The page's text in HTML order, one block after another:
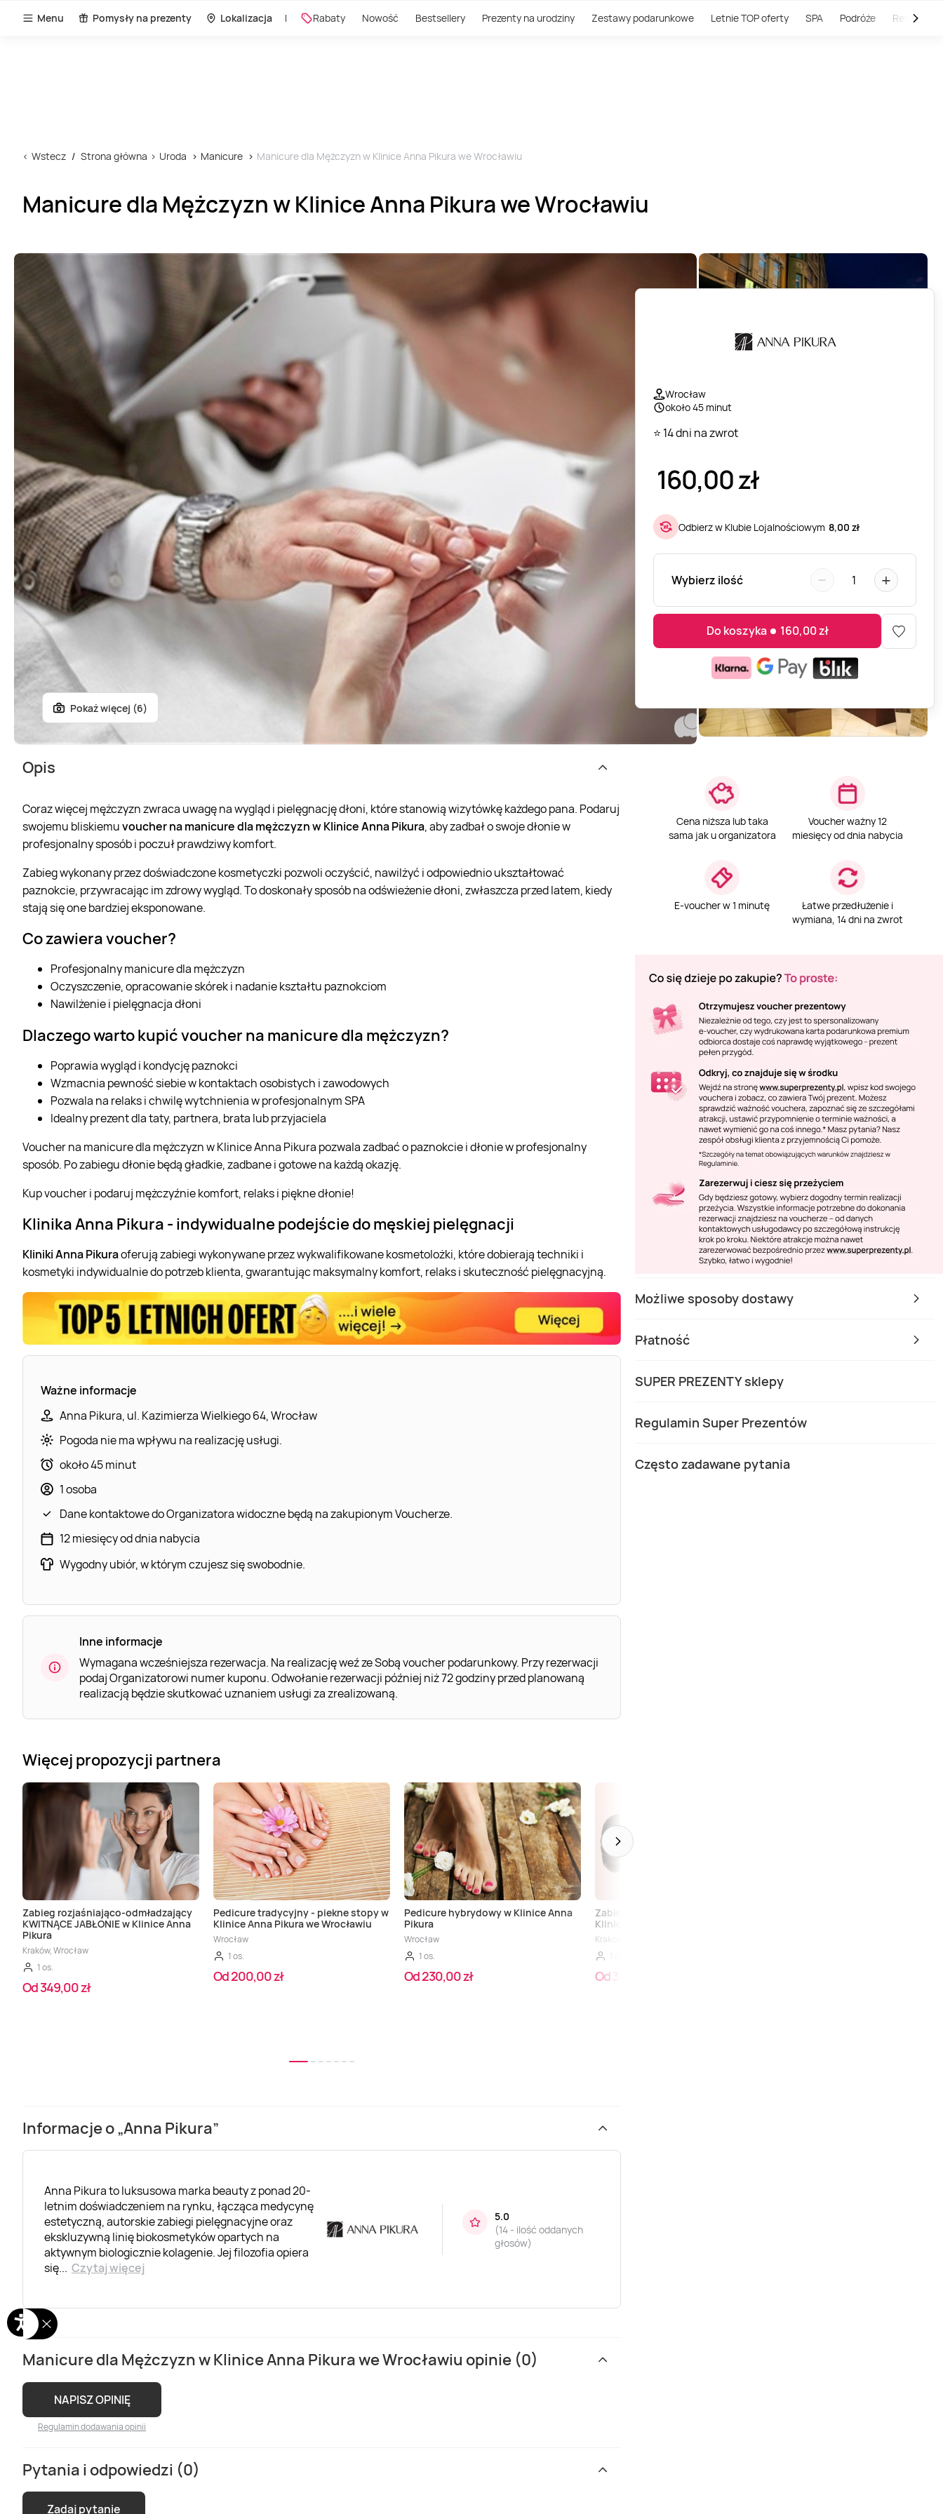
Menu Pomysły na prezenty Lokalizacja Rabaty Nowość Bestsellery Prezenty na urodziny Zestawy podarunkowe Letnie TOP oferty SPA Podróże
Wstecz Strona główna Uroda Manicure Manicure dla Mężczyzn w Klinice Anna Pikura we Wrocławiu
Manicure dla Mężczyzn w Klinice Anna Pikura we Wrocławiu
Pokaż więcej (6)
Wrocław
około 45 minut
⭐ 14 dni na zwrot
160,00zł
Odbierz w Klubie Lojalnościowym 8,00 zł
Wybierz ilość − 1 +
Do koszyka 160,00zł
Cena niższa lub taka
sama jak u organizatora
Voucher ważny 12
miesięcy od dnia nabycia
E-voucher w 1 minutę
Łatwe przedłużenie i
wymiana, 14 dni na zwrot
Możliwe sposoby dostawy
Płatność
SUPER PREZENTY sklepy
Regulamin Super Prezentów
Często zadawane pytania
Opis
Coraz więcej mężczyzn zwraca uwagę na wygląd i pielęgnację dłoni, które stanowią wizytówkę każdego pana. Podaruj
swojemu bliskiemuvoucher na manicure dla mężczyzn w Klinice Anna Pikura, aby zadbał o swoje dłonie w
profesjonalny sposób i poczuł prawdziwy komfort.
Zabieg wykonany przez doświadczone kosmetyczki pozwoli oczyścić, nawilżyć i odpowiednio ukształtować
paznokcie, przywracając im zdrowy wygląd. To doskonały sposób na odświeżenie dłoni, zwłaszcza przed latem, kiedy
stają się one bardziej eksponowane.
Co zawiera voucher?
Profesjonalny manicure dla mężczyzn
Oczyszczenie, opracowanie skórek i nadanie kształtu paznokciom
Nawilżenie i pielęgnacja dłoni
Dlaczego warto kupić voucher na manicure dla mężczyzn?
Poprawia wygląd i kondycję paznokci
Wzmacnia pewność siebie w kontaktach osobistych i zawodowych
Pozwala na relaks i chwilę wytchnienia w profesjonalnym SPA
Idealny prezent dla taty, partnera, brata lub przyjaciela
Voucher na manicure dla mężczyzn w Klinice Anna Pikura pozwala zadbać o paznokcie i dłonie w profesjonalny
sposób. Po zabiegu dłonie będą gładkie, zadbane i gotowe na każdą okazję.
Kup voucher i podaruj mężczyźnie komfort, relaks i piękne dłonie!
Klinika Anna Pikura - indywidualne podejście do męskiej pielęgnacji
Kliniki Anna Pikuraoferują zabiegi wykonywane przez wykwalifikowane kosmetolożki, które dobierają techniki i
kosmetyki indywidualnie do potrzeb klienta, gwarantując maksymalny komfort, relaks i skuteczność pielęgnacyjną.
Ważne informacje
Anna Pikura, ul. Kazimierza Wielkiego 64, Wrocław
Pogoda nie ma wpływu na realizację usługi.
około 45 minut
1 osoba
Dane kontaktowe do Organizatora widoczne będą na zakupionym Voucherze.
12 miesięcy od dnia nabycia
Wygodny ubiór, w którym czujesz się swobodnie.
Inne informacje
Wymagana wcześniejsza rezerwacja. Na realizację weź ze Sobą voucher podarunkowy. Przy rezerwacji
podaj Organizatorowi numer kuponu. Odwołanie rezerwacji później niż 72 godziny przed planowaną
realizacją będzie skutkować uznaniem usługi za zrealizowaną.
Więcej propozycji partnera
Zabieg rozjaśniająco-odmładzający
KWITNĄCE JABŁONIE w Klinice Anna
Pikura
Kraków, Wrocław
1 os.
Od 349,00 zł
Pedicure tradycyjny - piekne stopy w
Klinice Anna Pikura we Wrocławiu
Wrocław
1 os.
Od 200,00 zł
Pedicure hybrydowy w Klinice Anna
Pikura
Wrocław
1 os.
Od 230,00 zł
Zabieg rewitalizujący Geneo 3w1 w
Klinice Anna Pikura
Kraków, Wrocław
Od 349,00 zł
Informacje o „Anna Pikura”
Anna Pikura to luksusowa marka beauty z ponad 20-
letnim doświadczeniem na rynku, łącząca medycynę
estetyczną, autorskie zabiegi pielęgnacyjne oraz
ekskluzywną linię biokosmetyków opartych na
aktywnym biologicznie kolagenie. Jej filozofia opiera
się... Czytaj więcej
5.0
(14 - ilość oddanych
głosów)
Manicure dla Mężczyzn w Klinice Anna Pikura we Wrocławiu opinie (0)
NAPISZ OPINIĘ
Regulamin dodawania opinii
Pytania i odpowiedzi (0)
Zadaj pytanie